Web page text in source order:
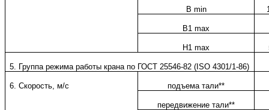
B min
B1 max
H1 max
5. Группа режима работы крана по ГОСТ 25546-82 (ISO 4301/1-86)
6. Скорость, м/с подъема тали**
передвижение тали**